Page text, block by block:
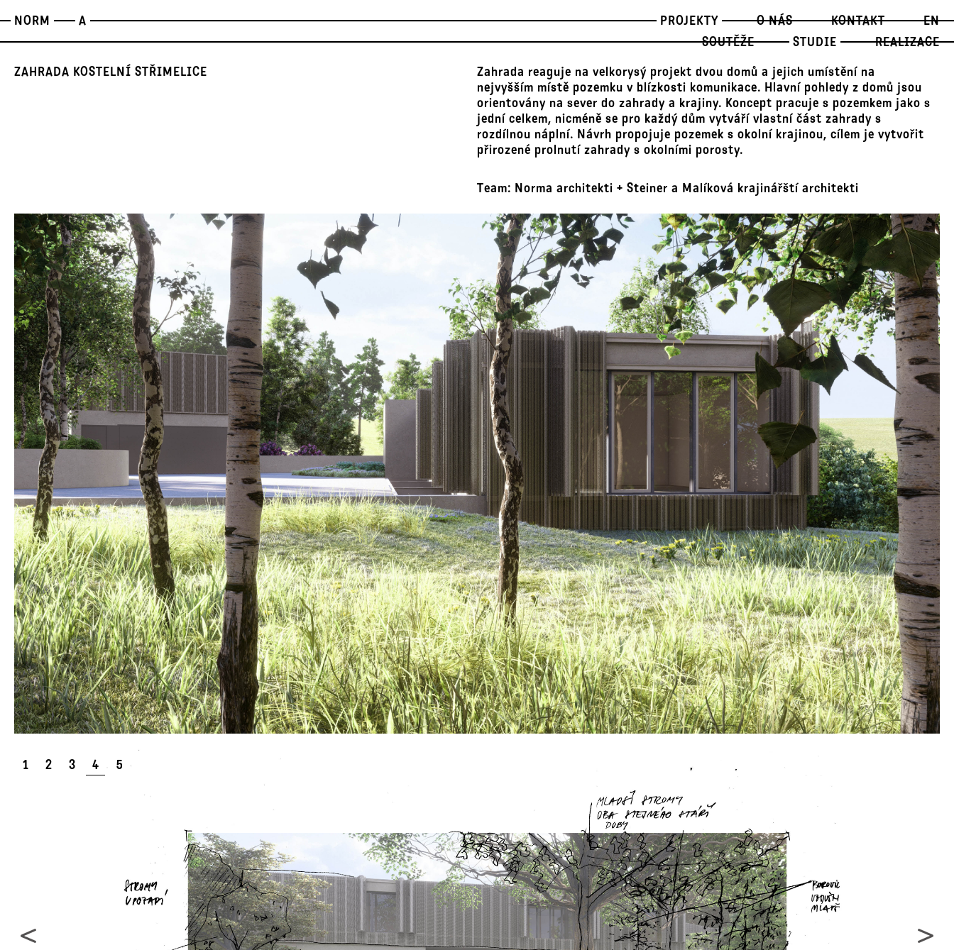
NORM A PROJEKTY O NÁS KONTAKT
EN
SOUTĚŽE
STUDIE
REALIZACE
ZAHRADA KOSTELNÍ STŘIMELICE
Zahrada reaguje na velkorysý projekt dvou domů a jejich umístění na
nejvyšším místě pozemku v blízkosti komunikace. Hlavní pohledy z domů jsou
orientovány na sever do zahrady a krajiny. Koncept pracuje s pozemkem jako s
jední celkem, nicméně se pro každý dům vytváří vlastní část zahrady s
rozdílnou náplní. Návrh propojuje pozemek s okolní krajinou, cílem je vytvořit
přirozené prolnutí zahrady s okolními porosty.
Team: Norma architekti + Steiner a Malíková krajinářští architekti
1 2 3 4 5